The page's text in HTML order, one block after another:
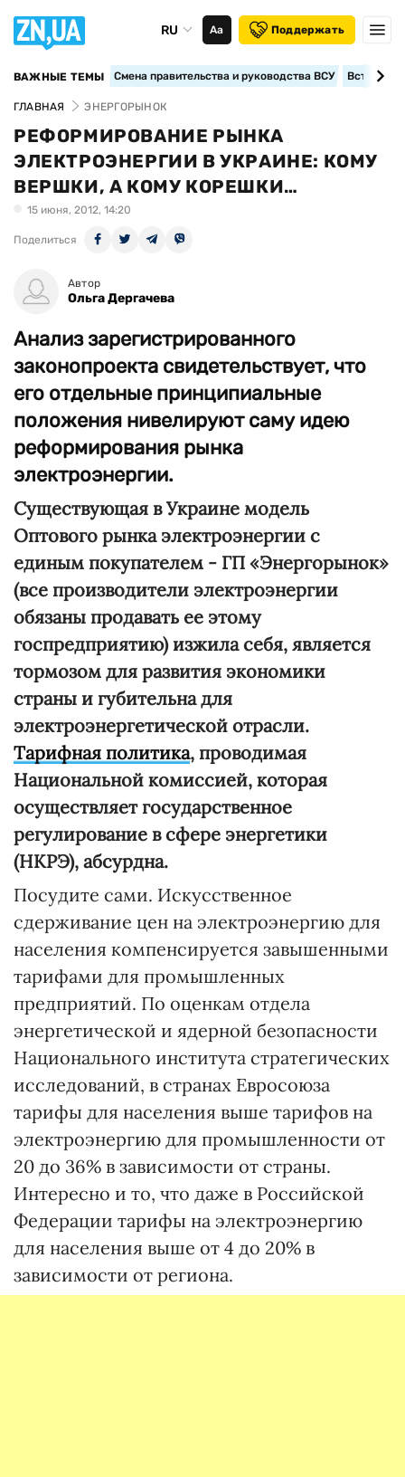
RU Аа Поддержать
ВАЖНЫЕ ТЕМЫ Смена правительства и руководства ВСУ
ГЛАВНАЯ ЭНЕРГОРЫНОК
РЕФОРМИРОВАНИЕ РЫНКА
ЭЛЕКТРОЭНЕРГИИ В УКРАИНЕ: КОМУ
ВЕРШКИ, А КОМУ КОРЕШКИ…
15 июня, 2012, 14:20
Поделиться
Автор
Ольга Дергачева
Анализ зарегистрированного
законопроекта свидетельствует, что
его отдельные принципиальные
положения нивелируют саму идею
реформирования рынка
электроэнергии.
Существующая в Украине модель
Оптового рынка электроэнергии с
единым покупателем - ГП «Энергорынок»
(все производители электроэнергии
обязаны продавать ее этому
госпредприятию) изжила себя, является
тормозом для развития экономики
страны и губительна для
электроэнергетической отрасли.
Тарифная политика, проводимая
Национальной комиссией, которая
осуществляет государственное
регулирование в сфере энергетики
(НКРЭ), абсурдна.
Посудите сами. Искусственное
сдерживание цен на электроэнергию для
населения компенсируется завышенными
тарифами для промышленных
предприятий. По оценкам отдела
энергетической и ядерной безопасности
Национального института стратегических
исследований, в странах Евросоюза
тарифы для населения выше тарифов на
электроэнергию для промышленности от
20 до 36% в зависимости от страны.
Интересно и то, что даже в Российской
Федерации тарифы на электроэнергию
для населения выше от 4 до 20% в
зависимости от региона.